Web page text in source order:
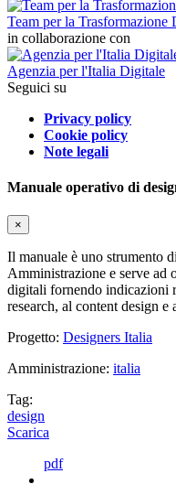
Team per la Trasformazione
in collaborazione con
Agenzia per l'Italia Digitale
Seguici su
Privacy policy
Cookie policy
Note legali
Manuale operativo di
×
Il manuale è uno strumento
Amministrazione e serve ad
digitali fornendo indicazioni
research, al content design e
Progetto: Designers Italia
Amministrazione: italia
Tag:
design
Scarica
pdf